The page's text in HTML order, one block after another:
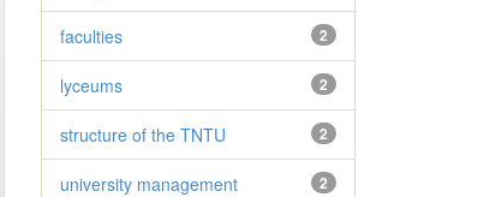
2
faculties
2
lyceums
2
structure of the TNTU
2
university management